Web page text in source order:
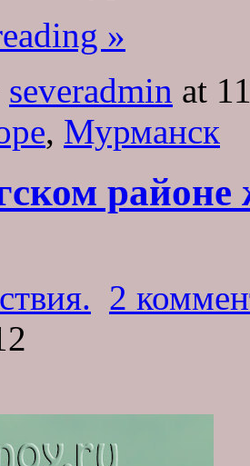
»
severadmin at
, Мурманск
2